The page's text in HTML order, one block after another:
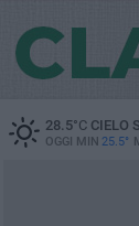
28.5°CCIELO
OGGI MIN 25.5°